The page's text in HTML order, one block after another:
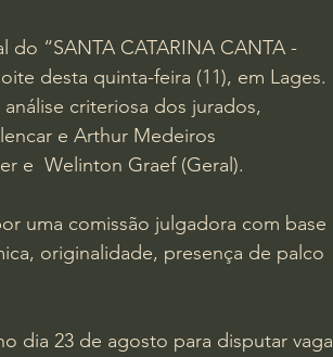
do “SANTA CATARINA CANTA -
desta quinta-feira (11), em Lages.
criteriosa dos jurados,
e Arthur Medeiros
e  Welinton Graef (Geral).
uma comissão julgadora com base
originalidade, presença de palco
dia 23 de agosto para disputar vaga